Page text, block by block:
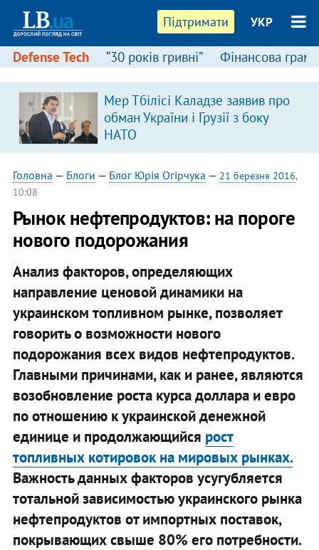
Підтримати УКР
Defense Tech “30 років гривні” Фінансова
Мер Тбілісі Каладзе заявив про
обман України і Грузії з боку
НАТО
Головна — Блоги — Блог Юрія Огірчука — 21 березня 2016,
10:08
Рынок нефтепродуктов: на пороге
нового подорожания
Анализ факторов, определяющих
направление ценовой динамики на
украинском топливном рынке, позволяет
говорить о возможности нового
подорожания всех видов нефтепродуктов.
Главными причинами, как и ранее, являются
возобновление роста курса доллара и евро
по отношению к украинской денежной
единице и продолжающийся рост
топливных котировок на мировых рынках.
Важность данных факторов усугубляется
тотальной зависимостью украинского рынка
нефтепродуктов от импортных поставок,
покрывающих свыше 80% его потребности.